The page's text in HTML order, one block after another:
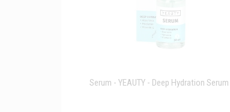
Serum - YEAUTY - Deep Hydration Serum